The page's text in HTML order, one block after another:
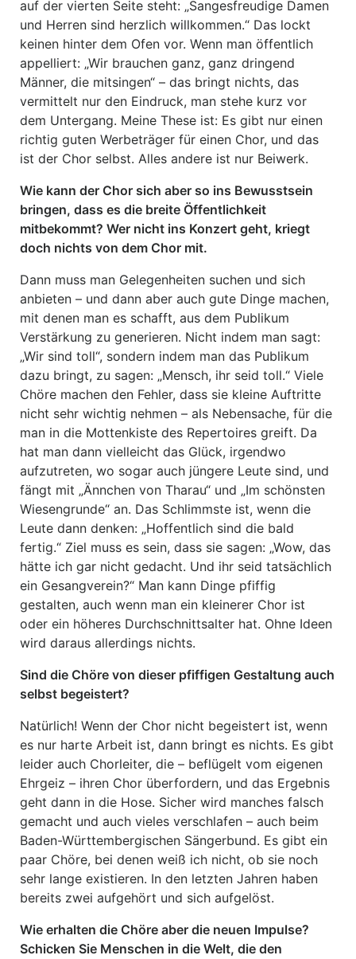
auf der vierten Seite steht: „Sangesfreudige Damen
und Herren sind herzlich willkommen.“ Das lockt
keinen hinter dem Ofen vor. Wenn man öffentlich
appelliert: „Wir brauchen ganz, ganz dringend
Männer, die mitsingen“ – das bringt nichts, das
vermittelt nur den Eindruck, man stehe kurz vor
dem Untergang. Meine These ist: Es gibt nur einen
richtig guten Werbeträger für einen Chor, und das
ist der Chor selbst. Alles andere ist nur Beiwerk.
Wie kann der Chor sich aber so ins Bewusstsein
bringen, dass es die breite Öffentlichkeit
mitbekommt? Wer nicht ins Konzert geht, kriegt
doch nichts von dem Chor mit.
Dann muss man Gelegenheiten suchen und sich
anbieten – und dann aber auch gute Dinge machen,
mit denen man es schafft, aus dem Publikum
Verstärkung zu generieren. Nicht indem man sagt:
„Wir sind toll“, sondern indem man das Publikum
dazu bringt, zu sagen: „Mensch, ihr seid toll.“ Viele
Chöre machen den Fehler, dass sie kleine Auftritte
nicht sehr wichtig nehmen – als Nebensache, für die
man in die Mottenkiste des Repertoires greift. Da
hat man dann vielleicht das Glück, irgendwo
aufzutreten, wo sogar auch jüngere Leute sind, und
fängt mit „Ännchen von Tharau“ und „Im schönsten
Wiesengrunde“ an. Das Schlimmste ist, wenn die
Leute dann denken: „Hoffentlich sind die bald
fertig.“ Ziel muss es sein, dass sie sagen: „Wow, das
hätte ich gar nicht gedacht. Und ihr seid tatsächlich
ein Gesangverein?“ Man kann Dinge pfiffig
gestalten, auch wenn man ein kleinerer Chor ist
oder ein höheres Durchschnittsalter hat. Ohne Ideen
wird daraus allerdings nichts.
Sind die Chöre von dieser pfiffigen Gestaltung auch
selbst begeistert?
Natürlich! Wenn der Chor nicht begeistert ist, wenn
es nur harte Arbeit ist, dann bringt es nichts. Es gibt
leider auch Chorleiter, die – beflügelt vom eigenen
Ehrgeiz – ihren Chor überfordern, und das Ergebnis
geht dann in die Hose. Sicher wird manches falsch
gemacht und auch vieles verschlafen – auch beim
Baden-Württembergischen Sängerbund. Es gibt ein
paar Chöre, bei denen weiß ich nicht, ob sie noch
sehr lange existieren. In den letzten Jahren haben
bereits zwei aufgehört und sich aufgelöst.
Wie erhalten die Chöre aber die neuen Impulse?
Schicken Sie Menschen in die Welt, die den